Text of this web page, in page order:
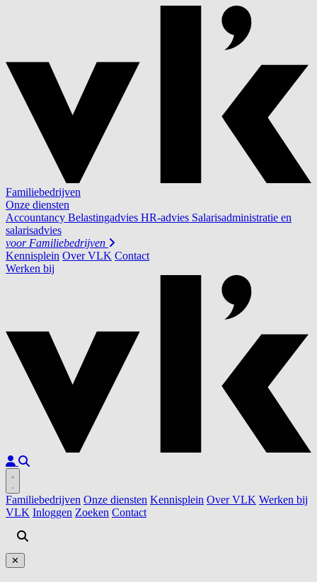
Familiebedrijven
Onze diensten
Accountancy Belastingadvies HR-advies Salarisadministratie en
salarisadvies
voor Familiebedrijven
Kennisplein Over VLK Contact
Werken bij
Familiebedrijven Onze diensten Kennisplein Over VLK Werken bij
VLK Inloggen Zoeken Contact
✕